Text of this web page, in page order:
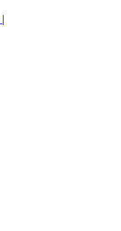
|